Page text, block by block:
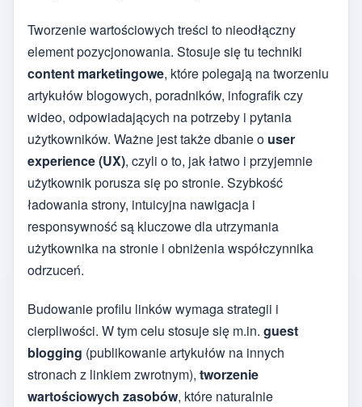
Tworzenie wartościowych treści to nieodłączny
element pozycjonowania. Stosuje się tu techniki
content marketingowe, które polegają na tworzeniu
artykułów blogowych, poradników, infografik czy
wideo, odpowiadających na potrzeby i pytania
użytkowników. Ważne jest także dbanie o user
experience (UX), czyli o to, jak łatwo i przyjemnie
użytkownik porusza się po stronie. Szybkość
ładowania strony, intuicyjna nawigacja i
responsywność są kluczowe dla utrzymania
użytkownika na stronie i obniżenia współczynnika
odrzuceń.
Budowanie profilu linków wymaga strategii i
cierpliwości. W tym celu stosuje się m.in. guest
blogging (publikowanie artykułów na innych
stronach z linkiem zwrotnym), tworzenie
wartościowych zasobów, które naturalnie